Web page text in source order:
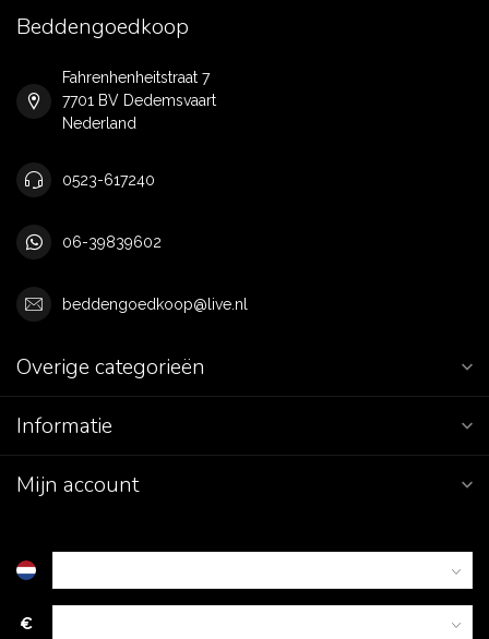
Beddengoedkoop
Fahrenhenheitstraat 7
7701 BV Dedemsvaart
Nederland
0523-617240
06-39839602
beddengoedkoop@live.nl
Overige categorieën
Informatie
Mijn account
€